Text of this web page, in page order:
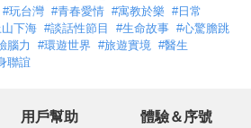
#玩台灣 #青春愛情 #寓教於樂 #日常
下海 #談話性節目 #生命故事 #心驚膽跳
腦力 #環遊世界 #旅遊實境 #醫生
聯誼
用戶幫助 體驗＆序號